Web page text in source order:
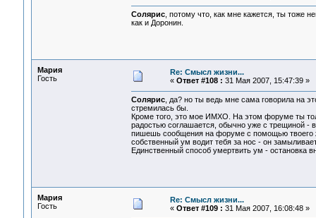
Солярис, потому что, как мне кажется, ты тоже
как и Доронин.
Мария
Гость
Re: Смысл жизни...
« Ответ #108 : 31 Мая 2007, 15:47:39 »
Солярис, да? но ты ведь мне сама говорила на
стремилась бы.
Кроме того, это мое ИМХО. На этом форуме ты
радостью соглашается, обычно уже с трещиной -
пишешь сообщения на форуме с помощью твоего
собственный ум водит тебя за нос - он
Единственный способ умертвить ум - остановка
Мария
Гость
Re: Смысл жизни...
« Ответ #109 : 31 Мая 2007, 16:08:48 »